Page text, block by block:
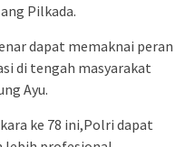
Pilkada.
dapat memaknai peran
di tengah masyarakat
Ayu.
ke 78 ini,Polri dapat